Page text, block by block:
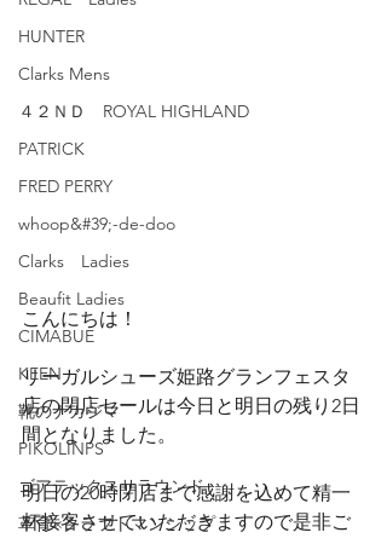
HUNTER
Clarks Mens
４２ＮＤ ROYAL HIGHLAND
PATRICK
FRED PERRY
whoop&#39;-de-doo
Clarks Ladies
Beaufit Ladies
CIMABUE
KEEN
靴のナカジマ
PIKOLINPS
ゴアテックスサラウンド
革育×クラフトマンシップ
こんにちは！
リーガルシューズ姫路グランフェスタ
店の閉店セールは今日と明日の残り2日
間となりました。
明日の20時閉店まで感謝を込めて精一
杯接客させていただきますので是非ご